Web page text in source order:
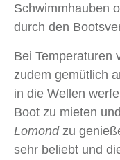
Schwimmhauben
durch den
Bei Temperaturen
zudem gemütlich
in die Wellen
Boot zu mieten
Lomondzu
sehr beliebt und